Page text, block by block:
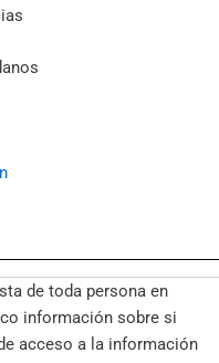
de toda persona en
información sobre si
acceso a la información